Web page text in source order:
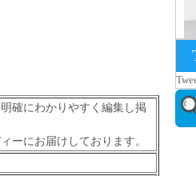
確にわかりやすく編集し掲
ーにお届けしております。